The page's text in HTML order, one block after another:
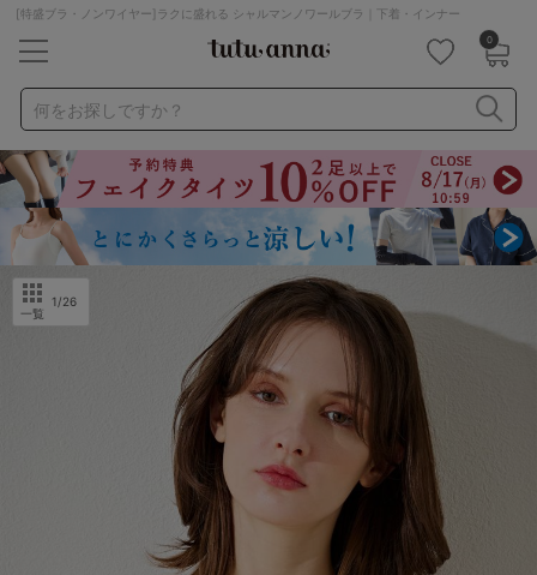
[特盛ブラ・ノンワイヤー]ラクに盛れる シャルマンノワールブラ｜下着・インナー
0
何をお探しですか？
ナイトブラ ノンワイヤー 特盛ブラ
チューブトップ
折り畳み
パジャマ ストッキング
キャミソール
ルームウェア
アームカバー
下着
ライフスタイル
一覧
1/26